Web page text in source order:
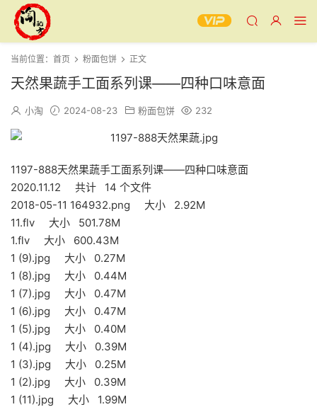
当前位置： 首页 粉面包饼 正文
天然果蔬手工面系列课——四种口味意面
小淘 2024-08-23 粉面包饼 232
1197-888天然果蔬手工面系列课——四种口味意面
2020.11.12 共计 14 个文件
2018-05-11 164932.png 大小 2.92M
11.flv 大小 501.78M
1.flv 大小 600.43M
1 (9).jpg 大小 0.27M
1 (8).jpg 大小 0.44M
1 (7).jpg 大小 0.47M
1 (6).jpg 大小 0.47M
1 (5).jpg 大小 0.40M
1 (4).jpg 大小 0.39M
1 (3).jpg 大小 0.25M
1 (2).jpg 大小 0.39M
1 (11).jpg 大小 1.99M